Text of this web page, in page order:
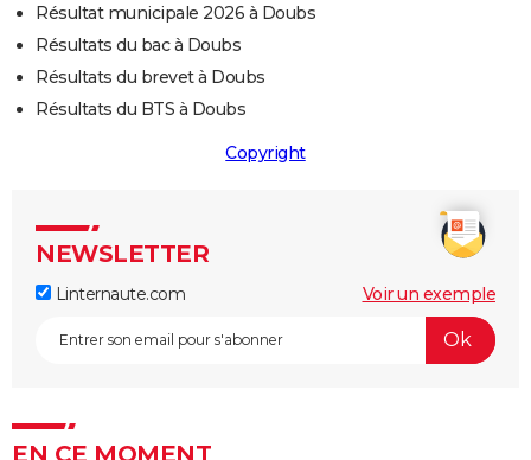
Résultat municipale 2026 à Doubs
Résultats du bac à Doubs
Résultats du brevet à Doubs
Résultats du BTS à Doubs
Copyright
NEWSLETTER
Linternaute.com Voir un exemple
EN CE MOMENT